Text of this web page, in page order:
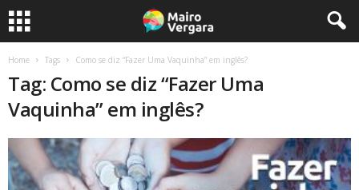
Home Tags Como se diz “Fazer Uma Vaquinha” em inglês?
Tag: Como se diz “Fazer Uma
Vaquinha” em inglês?